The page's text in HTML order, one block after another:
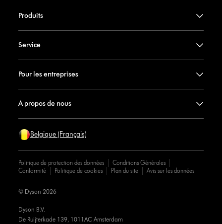
Produits
Service
Pour les entreprises
A propos de nous
Belgique (Français)
Politique de protection des données
Conditions Générales
Conformité
Politique de cookies Plan du site Avis sur les données
Dyson B.V.
De Ruijterkade 139, 1011AC Amsterdam
© Dyson 2026